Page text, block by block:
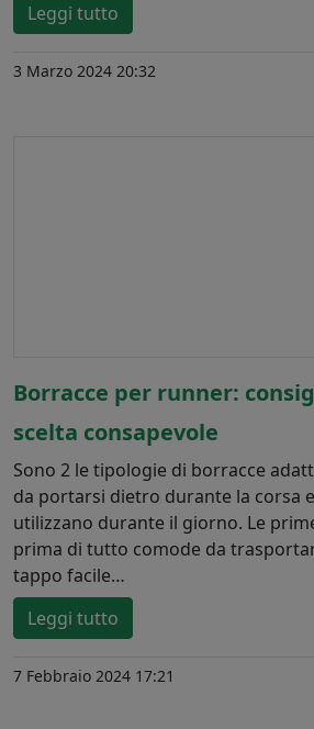
Leggi tutto
3 Marzo 2024 20:32
Borracce per runner:
scelta consapevole
Sono 2 le tipologie di borracce
da portarsi dietro durante la corsa
utilizzano durante il giorno. Le
prima di tutto comode da
tappo facile…
Leggi tutto
7 Febbraio 2024 17:21